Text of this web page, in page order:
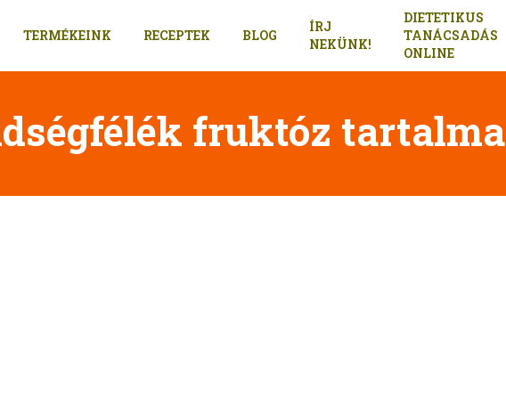
TERMÉKEINK RECEPTEK BLOG
ÍRJ
NEKÜNK!
DIETETIKUS
TANÁCSADÁS
ONLINE
fruktóz tartalma